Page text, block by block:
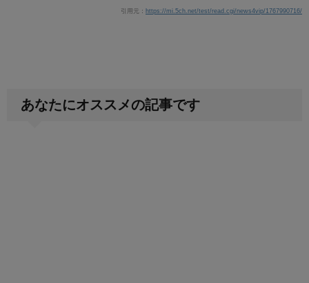
引用元： https://mi.5ch.net/test/read.cgi/news4vip/1767990716/
あなたにオススメの記事です